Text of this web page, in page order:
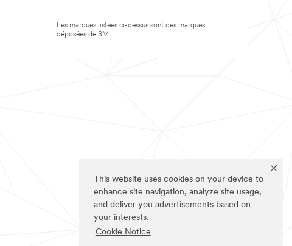
This website uses cookies on your device to
enhance site navigation, analyze site usage,
and deliver you advertisements based on
your interests.
Cookie Notice
Les marques listées ci-dessus sont des marques
déposées de 3M.